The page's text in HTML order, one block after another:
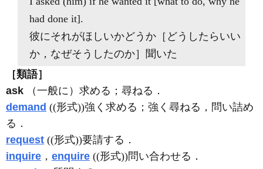
had done it].
彼にそれがほしいかどうか［どうしたらいい
か，なぜそうしたのか］聞いた
［類語］
ask （一般に）求める；尋ねる．
demand ((形式))強く求める；強く尋ねる，問い詰め
る．
request ((形式))要請する．
inquire ， enquire ((形式))問い合わせる．